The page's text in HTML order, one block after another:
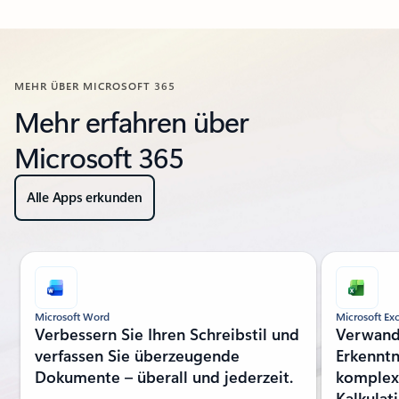
Zurück zum Abschnitt „Ressourcen“
MEHR ÜBER MICROSOFT 365
Mehr erfahren über
Microsoft 365
Alle Apps erkunden
Folie 1 von 7 wird angezeigt
Microsoft Word
Verbessern Sie Ihren Schreibstil und
verfassen Sie überzeugende
Dokumente – überall und jederzeit.
Microsoft